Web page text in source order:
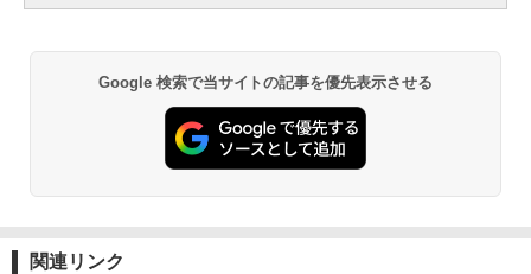
Google 検索で当サイトの記事を優先表示させる
関連リンク